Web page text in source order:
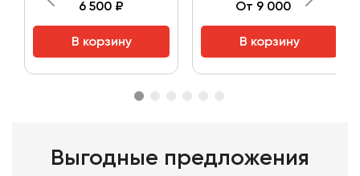
6 500 ₽
В корзину
От 9 000 ₽
В корзину
Выгодные предложения